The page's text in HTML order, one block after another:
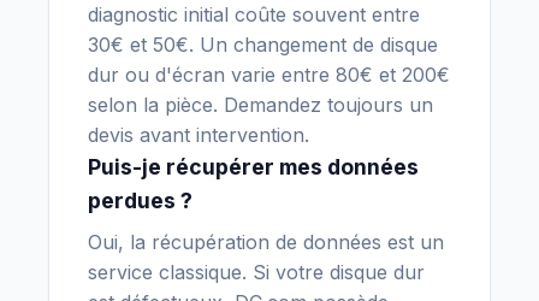
diagnostic initial coûte souvent entre
30€ et 50€. Un changement de disque
dur ou d'écran varie entre 80€ et 200€
selon la pièce. Demandez toujours un
devis avant intervention.
Puis-je récupérer mes données
perdues ?
Oui, la récupération de données est un
service classique. Si votre disque dur